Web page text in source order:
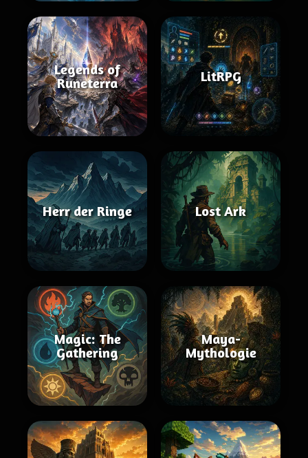
Legends of
Runeterra
LitRPG
Herr der Ringe Lost Ark
Magic: The
Gathering
Maya-
Mythologie